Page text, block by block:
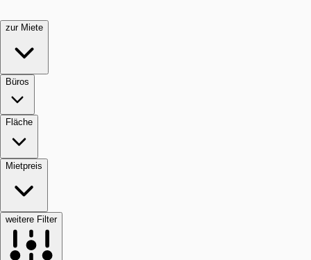
zur Miete
Büros
Fläche
Mietpreis
weitere Filter